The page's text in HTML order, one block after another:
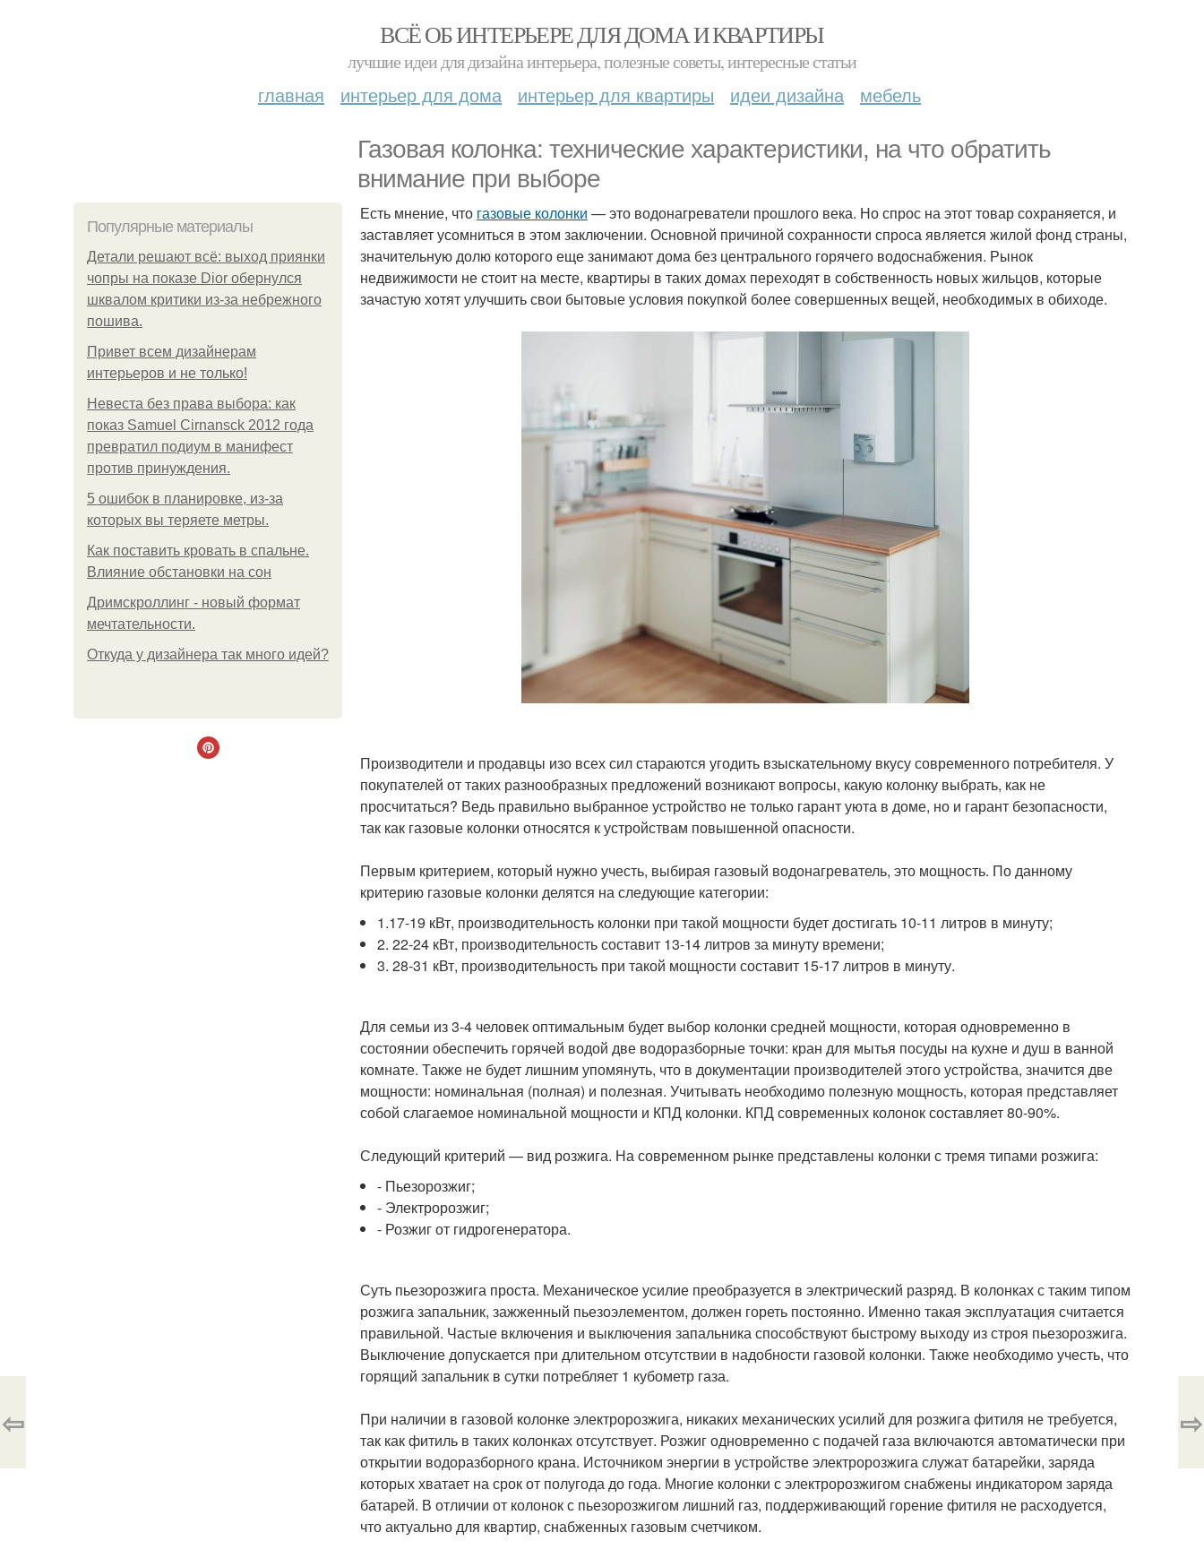
ВСЁ ОБ ИНТЕРЬЕРЕ ДЛЯ ДОМА И КВАРТИРЫ
лучшие идеи для дизайна интерьера, полезные советы, интересные статьи
главная интерьер для дома интерьер для квартиры идеи дизайна мебель
Газовая колонка: технические характеристики, на что обратить
внимание при выборе
Популярные материалы
Детали решают всё: выход приянки
чопры на показе Dior обернулся
шквалом критики из-за небрежного
пошива.
Привет всем дизайнерам
интерьеров и не только!
Невеста без права выбора: как
показ Samuel Cirnansck 2012 года
превратил подиум в манифест
против принуждения.
5 ошибок в планировке, из-за
которых вы теряете метры.
Как поставить кровать в спальне.
Влияние обстановки на сон
Дримскроллинг - новый формат
мечтательности.
Откуда у дизайнера так много идей?
Есть мнение, что газовые колонки — это водонагреватели прошлого века. Но спрос на этот товар сохраняется, и
заставляет усомниться в этом заключении. Основной причиной сохранности спроса является жилой фонд страны,
значительную долю которого еще занимают дома без центрального горячего водоснабжения. Рынок
недвижимости не стоит на месте, квартиры в таких домах переходят в собственность новых жильцов, которые
зачастую хотят улучшить свои бытовые условия покупкой более совершенных вещей, необходимых в обиходе.
Производители и продавцы изо всех сил стараются угодить взыскательному вкусу современного потребителя. У
покупателей от таких разнообразных предложений возникают вопросы, какую колонку выбрать, как не
просчитаться? Ведь правильно выбранное устройство не только гарант уюта в доме, но и гарант безопасности,
так как газовые колонки относятся к устройствам повышенной опасности.
Первым критерием, который нужно учесть, выбирая газовый водонагреватель, это мощность. По данному
критерию газовые колонки делятся на следующие категории:
1.17-19 кВт, производительность колонки при такой мощности будет достигать 10-11 литров в минуту;
2. 22-24 кВт, производительность составит 13-14 литров за минуту времени;
3. 28-31 кВт, производительность при такой мощности составит 15-17 литров в минуту.
Для семьи из 3-4 человек оптимальным будет выбор колонки средней мощности, которая одновременно в
состоянии обеспечить горячей водой две водоразборные точки: кран для мытья посуды на кухне и душ в ванной
комнате. Также не будет лишним упомянуть, что в документации производителей этого устройства, значится две
мощности: номинальная (полная) и полезная. Учитывать необходимо полезную мощность, которая представляет
собой слагаемое номинальной мощности и КПД колонки. КПД современных колонок составляет 80-90%.
Следующий критерий — вид розжига. На современном рынке представлены колонки с тремя типами розжига:
- Пьезорозжиг;
- Электророзжиг;
- Розжиг от гидрогенератора.
Суть пьезорозжига проста. Механическое усилие преобразуется в электрический разряд. В колонках с таким типом
розжига запальник, зажженный пьезоэлементом, должен гореть постоянно. Именно такая эксплуатация считается
правильной. Частые включения и выключения запальника способствуют быстрому выходу из строя пьезорозжига.
Выключение допускается при длительном отсутствии в надобности газовой колонки. Также необходимо учесть, что
горящий запальник в сутки потребляет 1 кубометр газа.
При наличии в газовой колонке электророзжига, никаких механических усилий для розжига фитиля не требуется,
так как фитиль в таких колонках отсутствует. Розжиг одновременно с подачей газа включаются автоматически при
открытии водоразборного крана. Источником энергии в устройстве электророзжига служат батарейки, заряда
которых хватает на срок от полугода до года. Многие колонки с электророзжигом снабжены индикатором заряда
батарей. В отличии от колонок с пьезорозжигом лишний газ, поддерживающий горение фитиля не расходуется,
что актуально для квартир, снабженных газовым счетчиком.
⇦ ⇨